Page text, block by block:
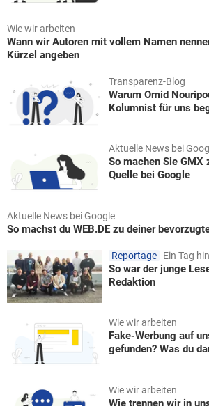
Wie wir arbeiten
Wann wir Autoren mit vollem Namen
Kürzel angeben
Transparenz-Blog
Warum Omid
Kolumnist für uns
Aktuelle News bei
So machen Sie GMX
Quelle bei Google
Aktuelle News bei Google
So machst du WEB.DE zu deiner
Reportage Ein Tag
So war der junge
Redaktion
Wie wir arbeiten
Fake-Werbung auf
gefunden? Was du
Wie wir arbeiten
Wie trennen wir in